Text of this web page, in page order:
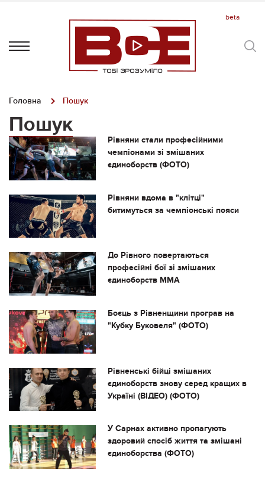
Головна Пошук
Пошук
Рівняни стали професійними
чемпіонами зі змішаних
єдиноборств (ФОТО)
Рівняни вдома в "клітці"
битимуться за чемпіонські пояси
До Рівного повертаються
професійні бої зі змішаних
єдиноборств ММА
Боєць з Рівненщини програв на
"Кубку Буковеля" (ФОТО)
Рівненські бійці змішаних
єдиноборств знову серед кращих в
Україні (ВІДЕО) (ФОТО)
У Сарнах активно пропагують
здоровий спосіб життя та змішані
єдиноборства (ФОТО)